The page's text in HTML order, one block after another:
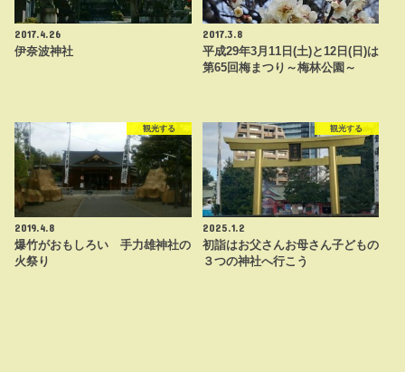
2017.4.26
伊奈波神社
2017.3.8
平成29年3月11日(土)と12日(日)は
第65回梅まつり～梅林公園～
観光する
2019.4.8
爆竹がおもしろい 手力雄神社の
火祭り
観光する
2025.1.2
初詣はお父さんお母さん子どもの
３つの神社へ行こう